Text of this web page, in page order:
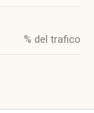
% del trafico